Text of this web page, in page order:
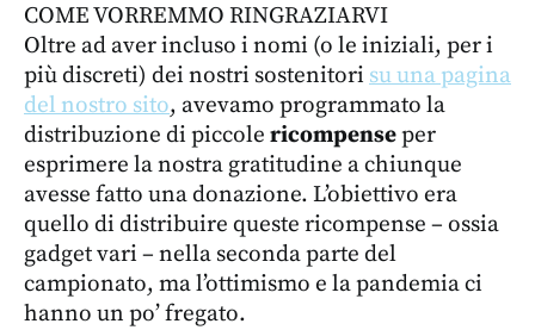
COME VORREMMO RINGRAZIARVI
Oltre ad aver incluso i nomi (o le iniziali, per i
più discreti) dei nostri sostenitori su una pagina
del nostro sito, avevamo programmato la
distribuzione di piccole ricompenseper
esprimere la nostra gratitudine a chiunque
avesse fatto una donazione. L’obiettivo era
quello di distribuire queste ricompense – ossia
gadget vari – nella seconda parte del
campionato, ma l’ottimismo e la pandemia ci
hanno un po’ fregato.